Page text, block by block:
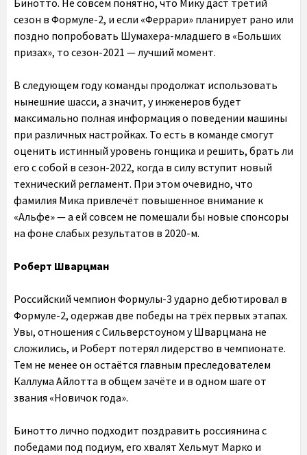
Бинотто. Не совсем понятно, что Мику даст третий
сезон в Формуле-2, и если «Феррари» планирует рано или
поздно попробовать Шумахера-младшего в «Больших
призах», то сезон-2021 — лучший момент.
В следующем году команды продолжат использовать
нынешние шасси, а значит, у инженеров будет
максимально полная информация о поведении машины
при различных настройках. То есть в команде смогут
оценить истинный уровень гонщика и решить, брать ли
его с собой в сезон-2022, когда в силу вступит новый
технический регламент. При этом очевидно, что
фамилия Мика привлечёт повышенное внимание к
«Альфе» — а ей совсем не помешали бы новые спонсоры
на фоне слабых результатов в 2020-м.
Роберт Шварцман
Российский чемпион Формулы-3 ударно дебютировал в
Формуле-2, одержав две победы на трёх первых этапах.
Увы, отношения с Сильверстоуном у Шварцмана не
сложились, и Роберт потерял лидерство в чемпионате.
Тем не менее он остаётся главным преследователем
Каллума Айлотта в общем зачёте и в одном шаге от
звания «Новичок года».
Бинотто лично подходит поздравить россиянина с
победами под подиум, его хвалят Хельмут Марко и